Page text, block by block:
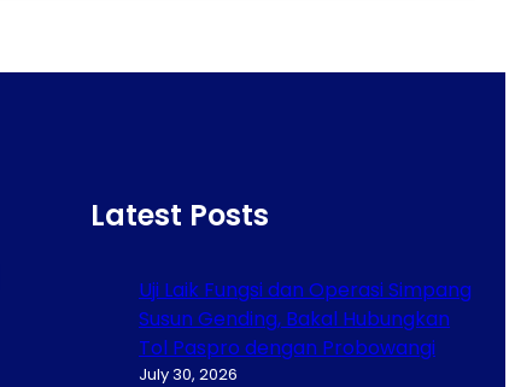
Latest Posts
Uji Laik Fungsi dan Operasi Simpang
Susun Gending, Bakal Hubungkan
Tol Paspro dengan Probowangi
July 30, 2026